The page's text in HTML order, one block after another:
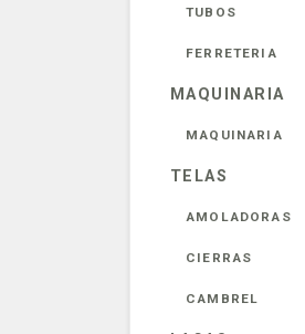
TUBOS
FERRETERIA
MAQUINARIA
MAQUINARIA
TELAS
AMOLADORAS
CIERRAS
CAMBREL